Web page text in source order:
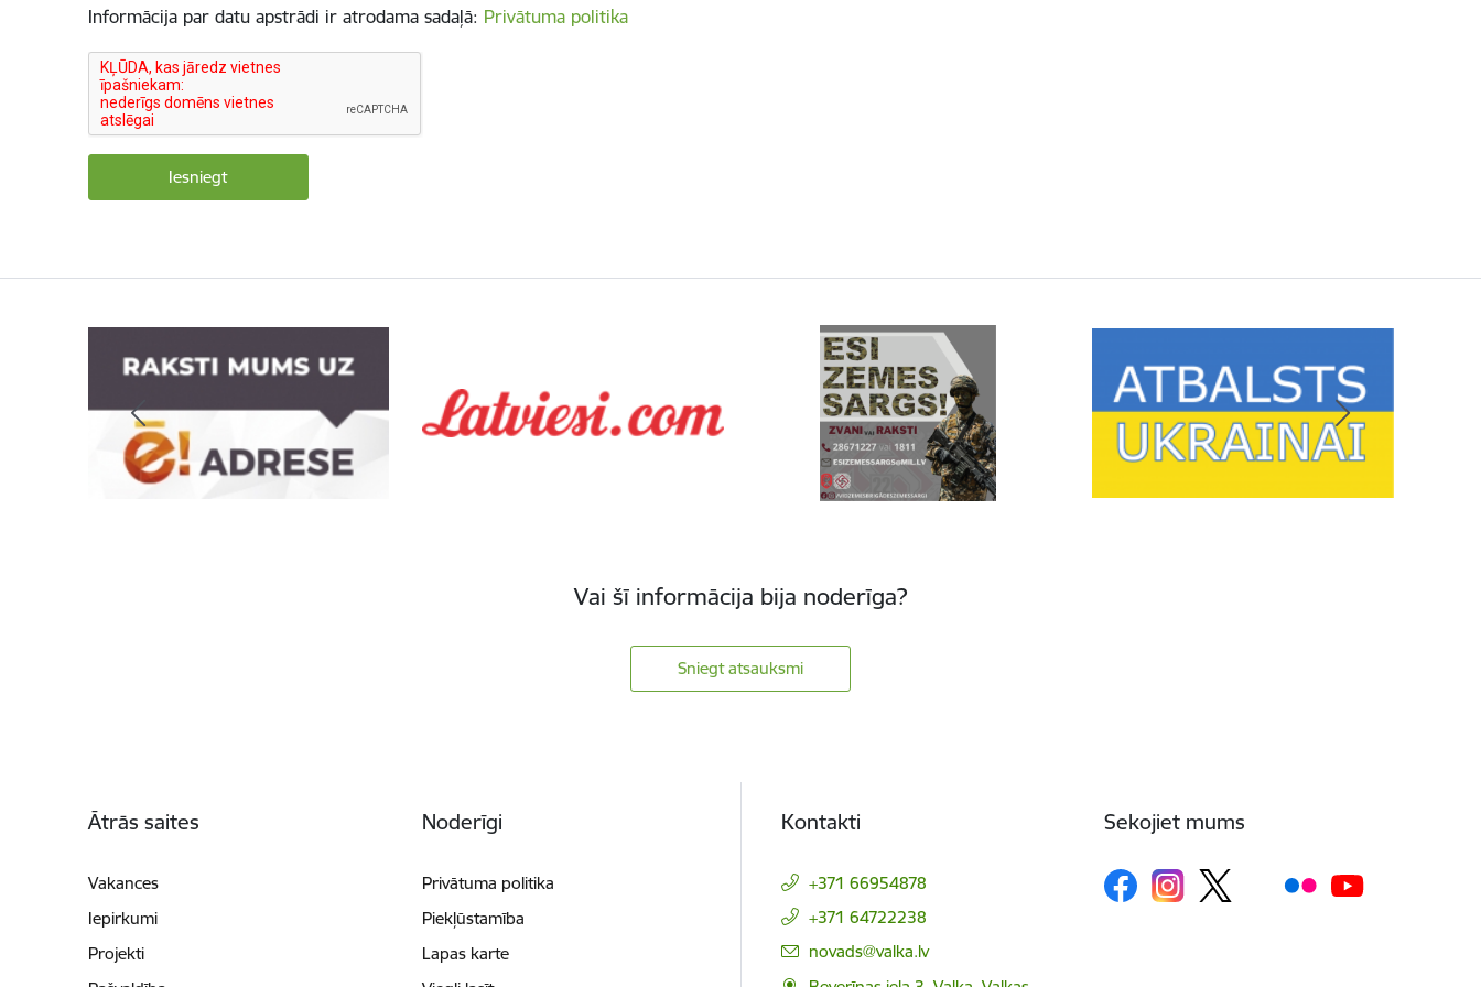
Informācija par datu apstrādi ir atrodama sadaļā: Privātuma politika
Vai šī informācija bija noderīga?
Sniegt atsauksmi
Ātrās saites
Vakances
Iepirkumi
Projekti
Noderīgi
Privātuma politika
Piekļūstamība
Lapas karte
Kontakti
+371 66954878
+371 64722238
E-pasts:
novads@valka.lv
Sekojiet mums